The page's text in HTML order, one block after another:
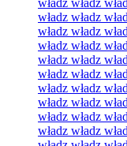
władz władz
władz władz
władz władz
władz władz
władz władz
władz władz
władz władz
władz władz
władz władz
władz władz